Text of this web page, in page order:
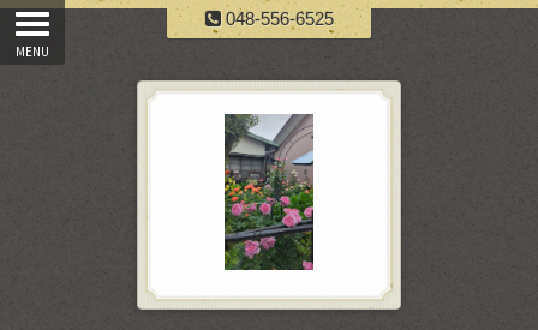
048-556-6525